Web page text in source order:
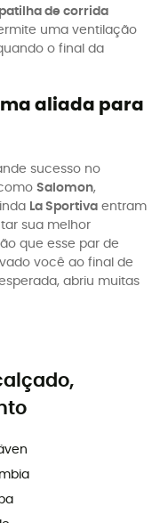
de corrida
uma ventilação
o final da
aliada para
sucesso no
Salomon,
La Sportiva entram
sua melhor
que esse par de
você ao final de
abriu muitas